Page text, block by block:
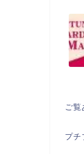
ご覧
プチ